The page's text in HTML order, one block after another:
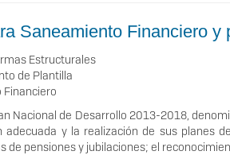
Saneamiento Financiero
Estructurales
de Plantilla
Financiero
Nacional de Desarrollo 2013-2018,
y la realización de sus planes
pensiones y jubilaciones; el